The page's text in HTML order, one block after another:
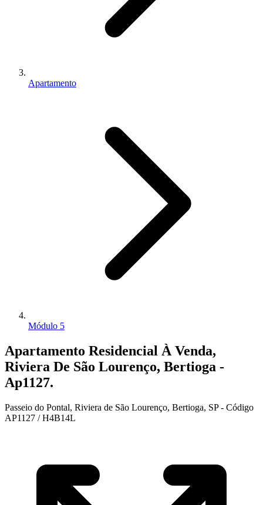
Apartamento
Módulo 5
Apartamento Residencial À Venda,
Riviera De São Lourenço, Bertioga -
Ap1127.
Passeio do Pontal, Riviera de São Lourenço, Bertioga, SP - Código
AP1127 / H4B14L